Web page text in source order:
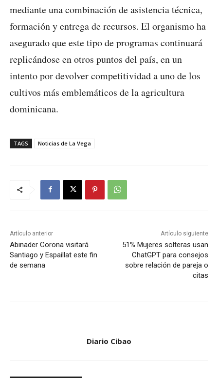
mediante una combinación de asistencia técnica,
formación y entrega de recursos. El organismo ha
asegurado que este tipo de programas continuará
replicándose en otros puntos del país, en un
intento por devolver competitividad a uno de los
cultivos más emblemáticos de la agricultura
dominicana.
TAGS Noticias de La Vega
Artículo anterior
Abinader Corona visitará
Santiago y Espaillat este fin
de semana
Artículo siguiente
51% Mujeres solteras usan
ChatGPT para consejos
sobre relación de pareja o
citas
Diario Cibao